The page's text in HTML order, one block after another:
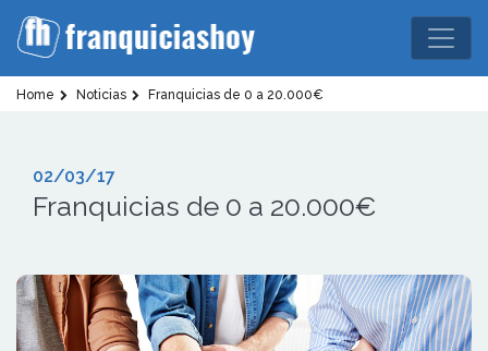
Home Noticias Franquicias de 0 a 20.000€
02/03/17
Franquicias de 0 a 20.000€